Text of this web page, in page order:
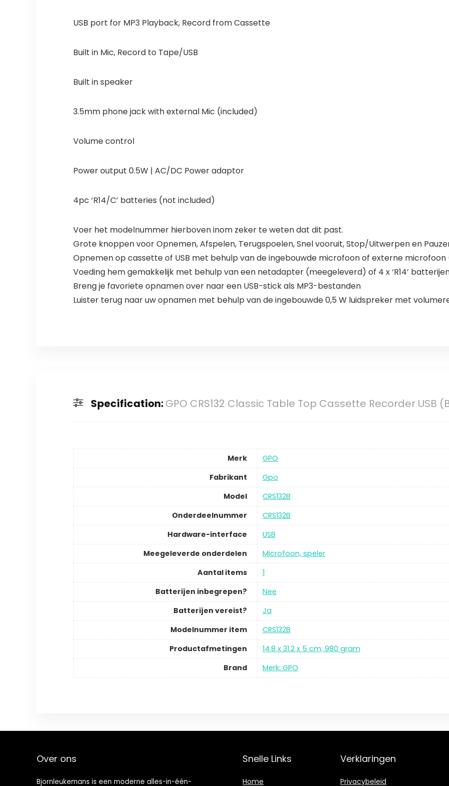
USB port for MP3 Playback, Record from Cassette
Built in Mic, Record to Tape/USB
Built in speaker
3.5mm phone jack with external Mic (included)
Volume control
Power output 0.5W | AC/DC Power adaptor
4pc ‘R14/C’ batteries (not included)
Voer het modelnummer hierboven inom zeker te weten dat dit past.
Grote knoppen voor Opnemen, Afspelen, Terugspoelen, Snel vooruit, Stop/Uitwerpen en
Opnemen op cassette of USB met behulp van de ingebouwde microfoon of externe
Voeding hem gemakkelijk met behulp van een netadapter (meegeleverd) of 4 x ‘R14’
Breng je favoriete opnamen over naar een USB-stick als MP3-bestanden
Luister terug naar uw opnamen met behulp van de ingebouwde 0,5 W luidspreker met
Specification:GPO CRS132 Classic Table Top Cassette Recorder USB
Merk
GPO
Fabrikant
Gpo
Model
CRS132B
Onderdeelnummer
CRS132B
Hardware-interface
USB
Meegeleverde onderdelen
Microfoon, speler
Aantal items
1
Batterijen inbegrepen?
Nee
Batterijen vereist?
Ja
Modelnummer item
CRS132B
Productafmetingen
14.8 x 31.2 x 5 cm; 980 gram
Brand
Merk: GPO
Over ons
Bjornleukemans is een moderne alles-in-één-
Snelle Links
Home
Verklaringen
Privacybeleid